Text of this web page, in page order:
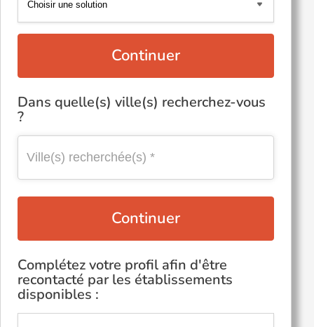
Continuer
Dans quelle(s) ville(s) recherchez-vous
?
Continuer
Complétez votre profil afin d'être
recontacté par les établissements
disponibles :